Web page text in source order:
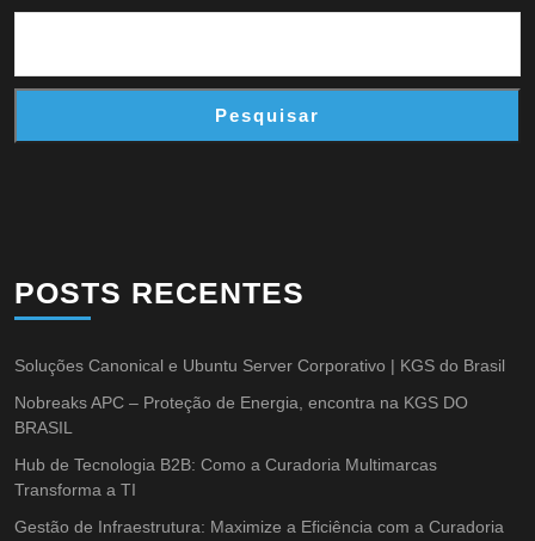
Pesquisar
POSTS RECENTES
Soluções Canonical e Ubuntu Server Corporativo | KGS do Brasil
Nobreaks APC – Proteção de Energia, encontra na KGS DO
BRASIL
Hub de Tecnologia B2B: Como a Curadoria Multimarcas
Transforma a TI
Gestão de Infraestrutura: Maximize a Eficiência com a Curadoria